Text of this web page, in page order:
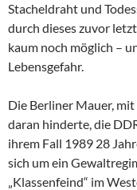
Stacheldraht und
durch dieses zuvor
kaum noch möglich –
Lebensgefahr.
Die Berliner Mauer,
daran hinderte, die
ihrem Fall 1989 28
sich um ein
„Klassenfeind“ im